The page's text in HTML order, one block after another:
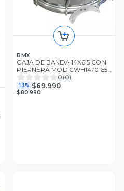
RMX
CAJA DE BANDA 14X6 5 CON
PIERNERA MOD CWH1470 65
RMX
0(0)
13% $69.990
$80.990